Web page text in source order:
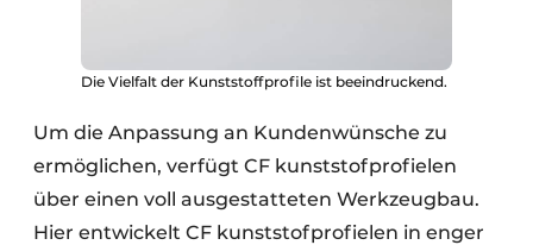
Die Vielfalt der Kunststoffprofile ist beeindruckend.
Um die Anpassung an Kundenwünsche zu
ermöglichen, verfügt CF kunststofprofielen
über einen voll ausgestatteten Werkzeugbau.
Hier entwickelt CF kunststofprofielen in enger